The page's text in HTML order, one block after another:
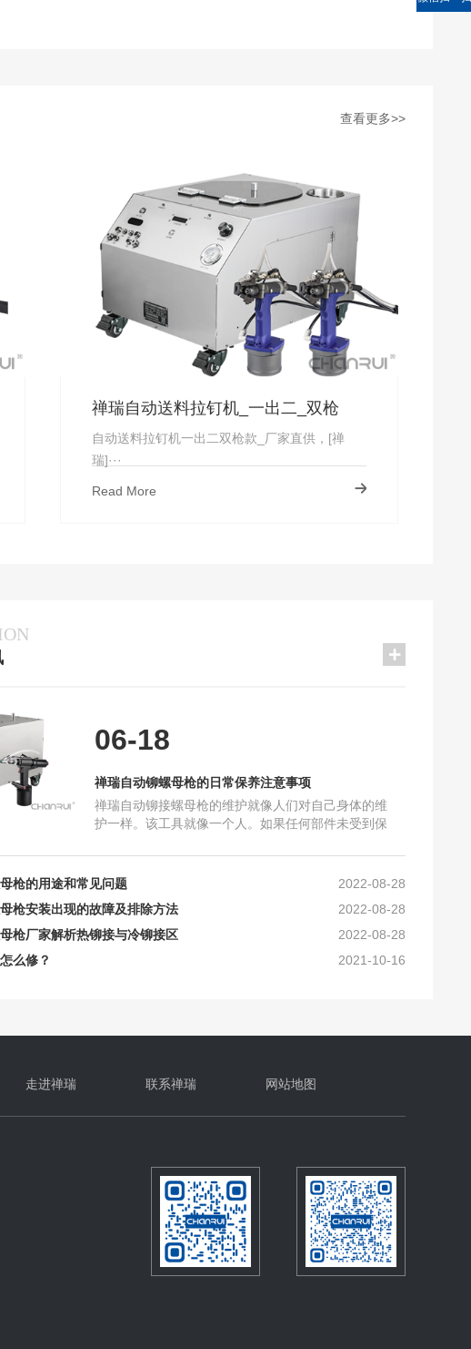
查看更多>>
禅瑞自动送料拉钉机_一出二_双枪
自动送料拉钉机一出二双枪款_厂家直供，[禅
瑞]···
Read More
06-18
禅瑞自动铆螺母枪的日常保养注意事项
禅瑞自动铆接螺母枪的维护就像人们对自己身体的维
护一样。该工具就像一个人。如果任何部件未受到保
因此，使用后必须清洁和
的原理及加工要求_禅瑞铆钉枪
上的原理及工艺上的要求
应该如何正确的保养？
2023-05-10
问题是什么？
2022-08-28
枪的用途和常见问题
2022-08-28
枪安装出现的故障及排除方法
2022-08-28
枪厂家解析热铆接与冷铆接区
2021-10-16
么修？
2025-06-18
枪的日常保养注意事项
2024-10-16
该如何正确的保养？
走进禅瑞 联系禅瑞 网站地图